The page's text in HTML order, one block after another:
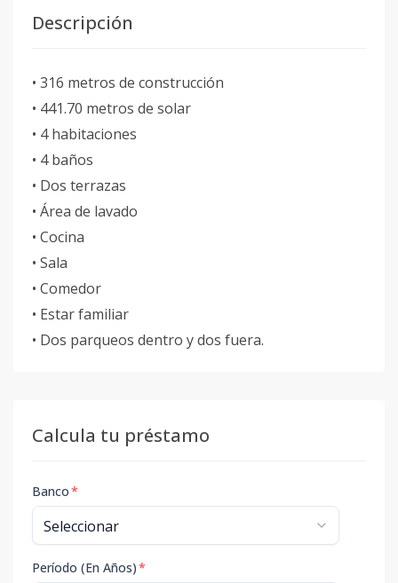
Descripción
• 316 metros de construcción
• 441.70 metros de solar
• 4 habitaciones
• 4 baños
• Dos terrazas
• Área de lavado
• Cocina
• Sala
• Comedor
• Estar familiar
• Dos parqueos dentro y dos fuera.
Calcula tu préstamo
Banco*
Período (En Años)*